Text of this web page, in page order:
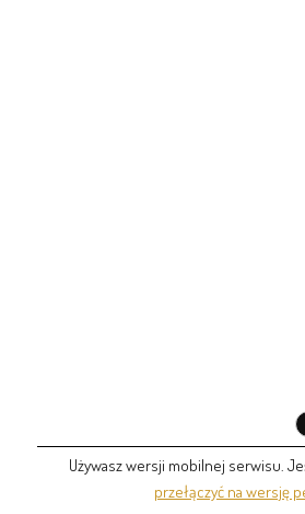
Używasz wersji mobilnej serwisu.
przełączyć na wersję